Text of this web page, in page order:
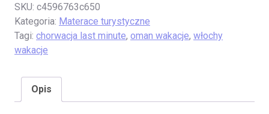
SKU: c4596763c650
Kategoria: Materace turystyczne
Tagi: chorwacja last minute, oman wakacje, włochy
wakacje
Opis